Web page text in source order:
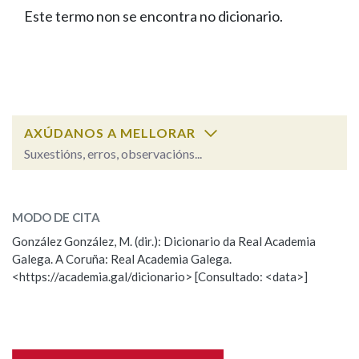
FIGURAS HOMENAXEADAS
PORTAL DAS PALABRAS
Facebook
TwitterYoutubeInstagram
Bluesky
BUSCAR NOS LEMAS
Remata por
BUSCAR NO CONTIDO
Nas definicións
Este termo non se encontra no dicionario.
AXÚDANOS A MELLORAR
Suxestións, erros, observacións...
Observación
Nome
MODO DE CITA
González González, M. (dir.): Dicionario da Real Academia
Galega. A Coruña: Real Academia Galega.
<https://academia.gal/dicionario> [Consultado: <data>]